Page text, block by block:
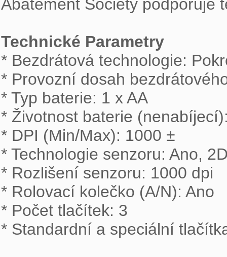
Abatement Society podporuje
Technické Parametry
* Bezdrátová technologie:
* Provozní dosah
* Typ baterie: 1 x AA
* Životnost baterie
* DPI (Min/Max): 1000 ±
* Technologie senzoru: Ano,
* Rozlišení senzoru: 1000 dpi
* Rolovací kolečko (A/N): Ano
* Počet tlačítek: 3
* Standardní a speciální